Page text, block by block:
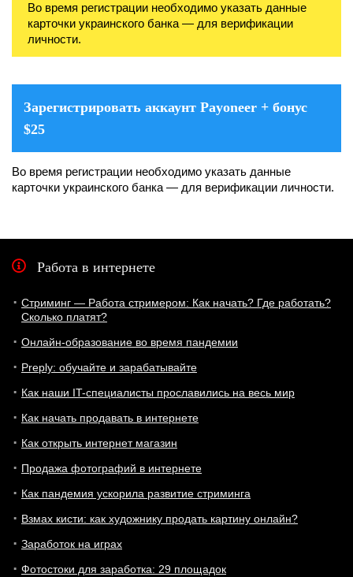
Во время регистрации необходимо указать данные
карточки украинского банка — для верификации
личности.
Зарегистрировать аккаунт Payoneer + бонус
$25
Во время регистрации необходимо указать данные
карточки украинского банка — для верификации личности.
Работа в интернете
Стриминг — Работа стримером: Как начать? Где работать?
Сколько платят?
Онлайн-образование во время пандемии
Preply: обучайте и зарабатывайте
Как наши IT-специалисты прославились на весь мир
Как начать продавать в интернете
Как открыть интернет магазин
Продажа фотографий в интернете
Как пандемия ускорила развитие стриминга
Взмах кисти: как художнику продать картину онлайн?
Заработок на играх
Фотостоки для заработка: 29 площадок